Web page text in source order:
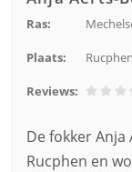
Ras:
Plaats:
Reviews:
De fokker
Rucphen en